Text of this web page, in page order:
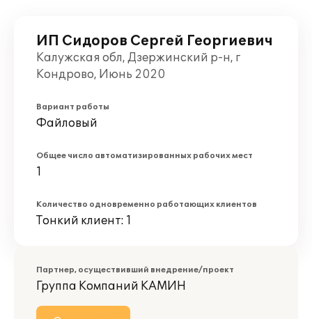
ИП Сидоров Сергей Георгиевич
Калужская обл, Дзержинский р-н, г
Кондрово, Июнь 2020
Вариант работы
Файловый
Общее число автоматизированных рабочих мест
1
Количество одновременно работающих клиентов
Тонкий клиент: 1
Партнер, осуществивший внедрение/проект
Группа Компаний КАМИН